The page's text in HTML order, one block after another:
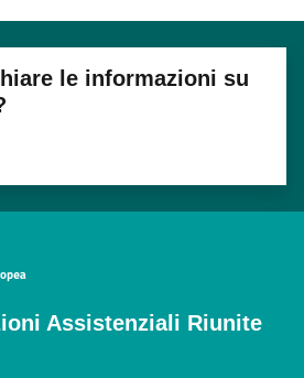
le informazioni su
Assistenziali Riunite